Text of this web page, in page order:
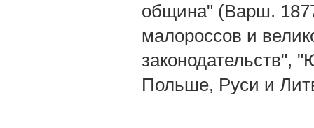
община" (Варш.
малороссов и
законодательств",
Польше, Руси и